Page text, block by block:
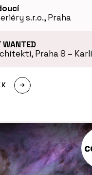
s.r.o., Praha
WANTED
Praha 8 –